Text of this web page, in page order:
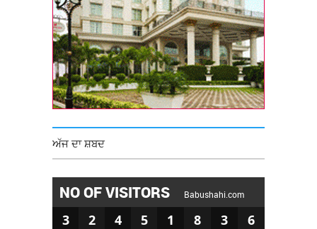
ਅੱਜ ਦਾ ਸ਼ਬਦ
NO OF VISITORS Babushahi.com
3 2 4 5 1 8 3 6